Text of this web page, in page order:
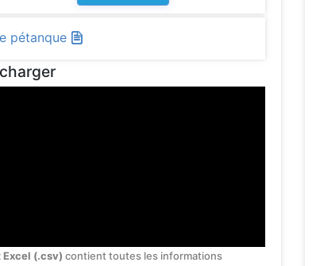
pétanque
(.csv) contient toutes les informations